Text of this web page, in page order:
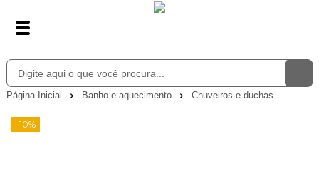
Página Inicial Banho e aquecimento Chuveiros e duchas
-10%